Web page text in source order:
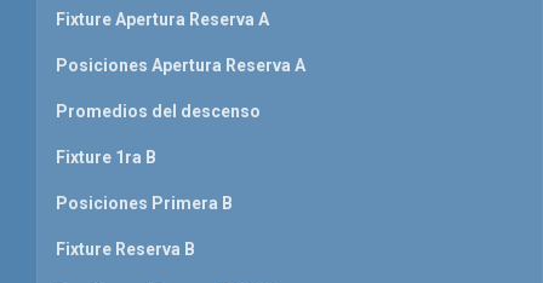
Fixture Apertura Reserva A
Posiciones Apertura Reserva A
Promedios del descenso
Fixture 1ra B
Posiciones Primera B
Fixture Reserva B